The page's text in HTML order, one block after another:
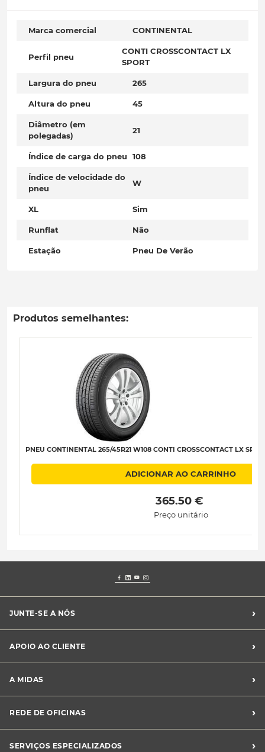
Marca comercial CONTINENTAL
Perfil pneu
CONTI CROSSCONTACT LX
SPORT
Largura do pneu 265
Altura do pneu 45
Diâmetro (em
polegadas)
21
Índice de carga do pneu 108
Índice de velocidade do
pneu
W
XL Sim
Runflat Não
Estação Pneu De Verão
Produtos semelhantes:
PNEU CONTINENTAL 265/45R21 W108 CONTI CROSSCONTACT LX
ADICIONAR AO CARRINHO
365.50 €
Preço unitário
JUNTE-SE A NÓS ›
Franchising Midas
APOIO AO CLIENTE ›
Livro de Reclamações
Canal de Denúncias
Perguntas Frequentes
A MIDAS ›
Sustentabilidade
Notícias Midas
REDE DE OFICINAS ›
SERVIÇOS ESPECIALIZADOS
›